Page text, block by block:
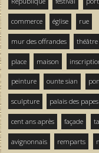
commerce église rue
mur des offrandes théâtre
place maison
peinture ounte sian
sculpture palais des papes
cent ans après façade
avignonnais remparts